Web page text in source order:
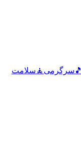
🎵 سرگرمی 🧘 سلامت